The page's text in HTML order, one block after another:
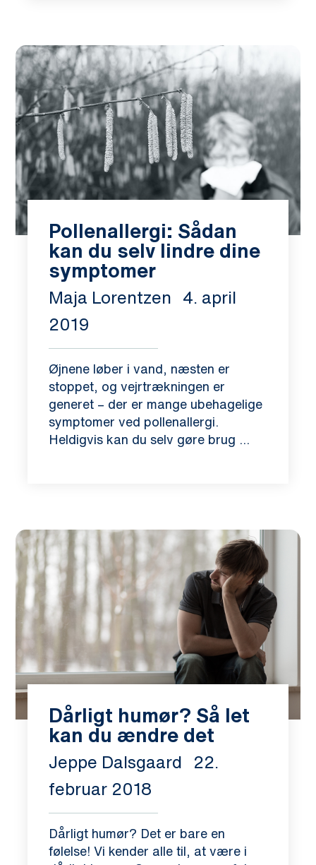
Pollenallergi: Sådan
kan du selv lindre dine
symptomer
Maja Lorentzen
4. april
2019
Øjnene løber i vand, næsten er
stoppet, og vejrtrækningen er
generet – der er mange ubehagelige
symptomer ved pollenallergi.
Heldigvis kan du selv gøre brug ...
Dårligt humør? Så let
kan du ændre det
Jeppe Dalsgaard
22.
februar 2018
Dårligt humør? Det er bare en
følelse! Vi kender alle til, at være i